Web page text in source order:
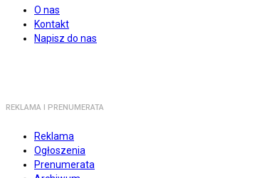
O nas
Kontakt
Napisz do nas
REKLAMA I PRENUMERATA
Reklama
Ogłoszenia
Prenumerata